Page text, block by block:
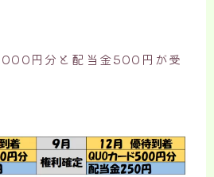
円分と配当金500円が受